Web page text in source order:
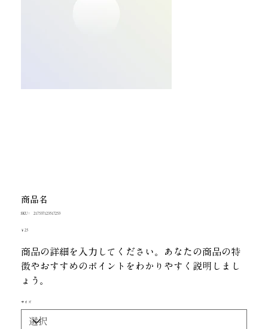
商品名
SKU：
SKU：
217537123517253
価
￥25
商品の詳細を入力してください。あなたの商品の特
徴やおすすめのポイントをわかりやすく説明しまし
ょう。
サイズ